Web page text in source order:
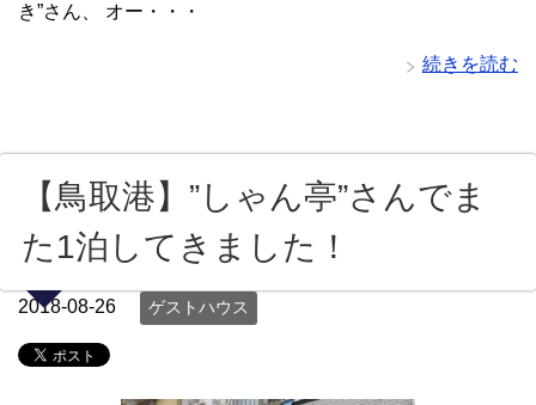
き”さん、 オー・・・
続きを読む
【鳥取港】”しゃん亭”さんでま
た1泊してきました！
2018-08-26 ゲストハウス